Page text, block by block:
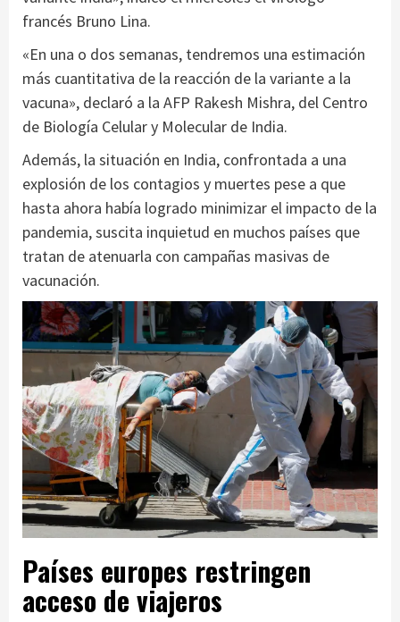
francés Bruno Lina.
«En una o dos semanas, tendremos una estimación
más cuantitativa de la reacción de la variante a la
vacuna», declaró a la AFP Rakesh Mishra, del Centro
de Biología Celular y Molecular de India.
Además, la situación en India, confrontada a una
explosión de los contagios y muertes pese a que
hasta ahora había logrado minimizar el impacto de la
pandemia, suscita inquietud en muchos países que
tratan de atenuarla con campañas masivas de
vacunación.
Países europes restringen
acceso de viajeros